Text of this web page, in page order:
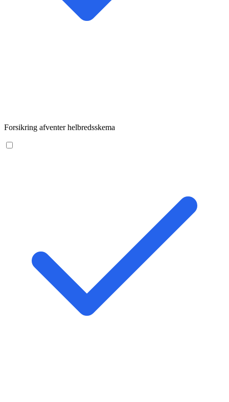
Forsikring afventer helbredsskema